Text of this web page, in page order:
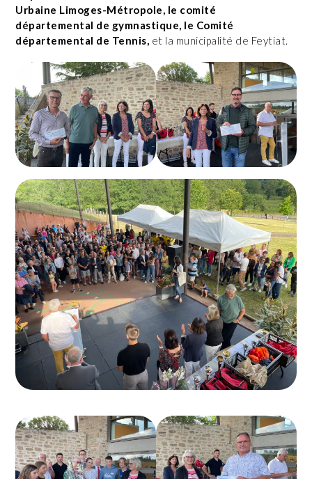
Urbaine Limoges-Métropole, le comité
départemental de gymnastique, le Comité
départemental de Tennis, et la municipalité de Feytiat.